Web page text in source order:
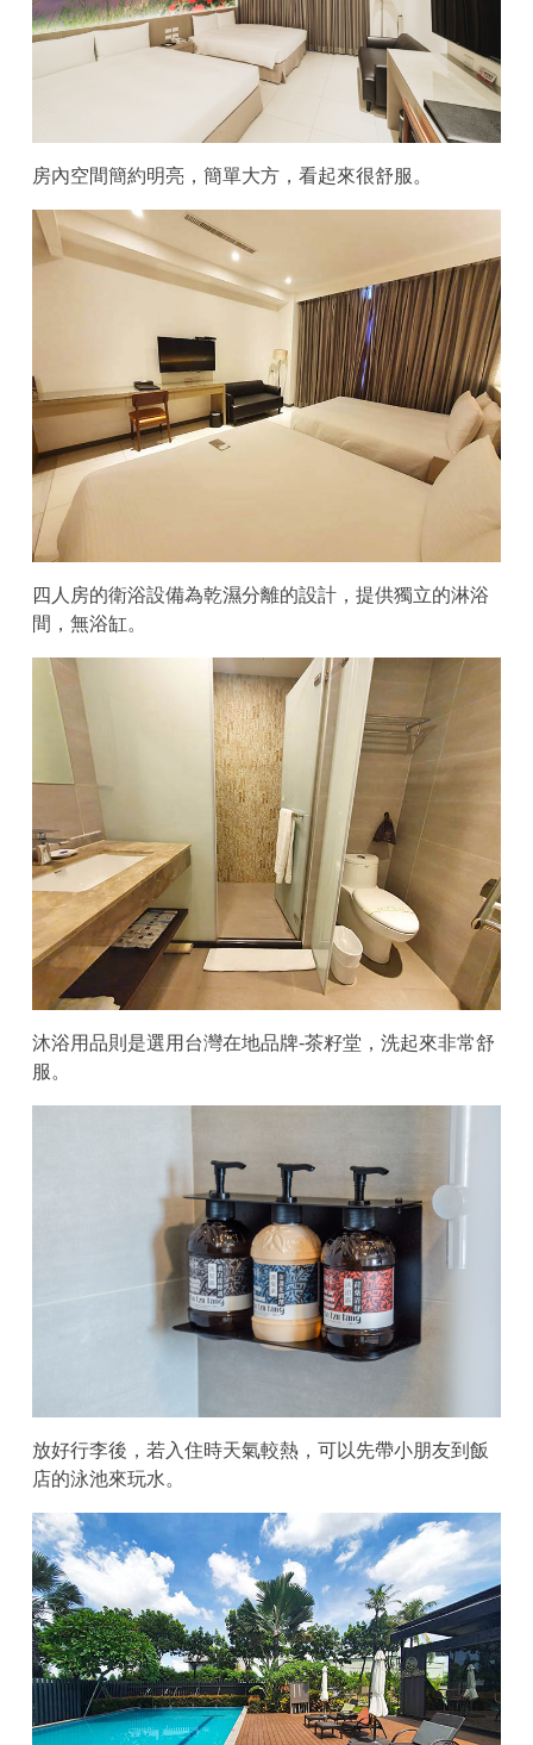
房內空間簡約明亮，簡單大方，看起來很舒服。
四人房的衛浴設備為乾濕分離的設計，提供獨立的淋浴
間，無浴缸。
沐浴用品則是選用台灣在地品牌-茶籽堂，洗起來非常舒
服。
放好行李後，若入住時天氣較熱，可以先帶小朋友到飯
店的泳池來玩水。